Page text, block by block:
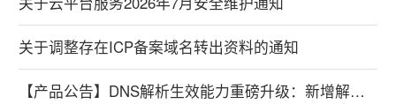
关于调整存在ICP备案域名转出资料的通知
【产品公告】DNS解析生效能力重磅升级：新增解析实时生效，修改解析秒级生效